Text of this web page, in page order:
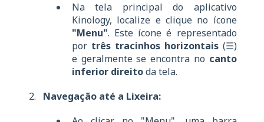
Na tela principal do aplicativo
Kinology, localize e clique no ícone
"Menu". Este ícone é representado
por três tracinhos horizontais(☰)
e geralmente se encontra no canto
inferior direitoda tela.
Navegação até a Lixeira: